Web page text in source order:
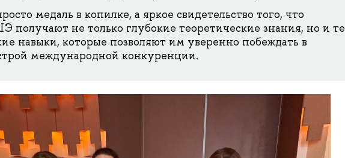
медаль в копилке, а яркое свидетельство того, что
не только глубокие теоретические знания, но и те
навыки, которые позволяют им уверенно побеждать в
международной конкуренции.